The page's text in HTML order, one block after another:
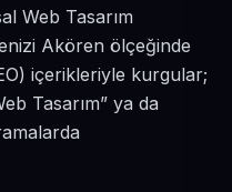
Web Tasarım
Akören ölçeğinde
içerikleriyle kurgular;
Tasarım” ya da